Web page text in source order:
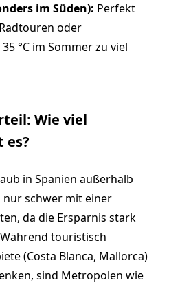
im Süden): Perfekt
oder
°C im Sommer zu viel
Wie viel
es?
in Spanien außerhalb
nur schwer mit einer
da die Ersparnis stark
touristisch
(Costa Blanca, Mallorca)
sind Metropolen wie